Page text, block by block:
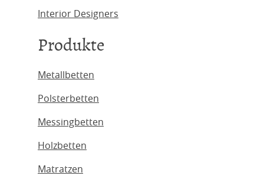
Interior Designers
Produkte
Metallbetten
Polsterbetten
Messingbetten
Holzbetten
Matratzen